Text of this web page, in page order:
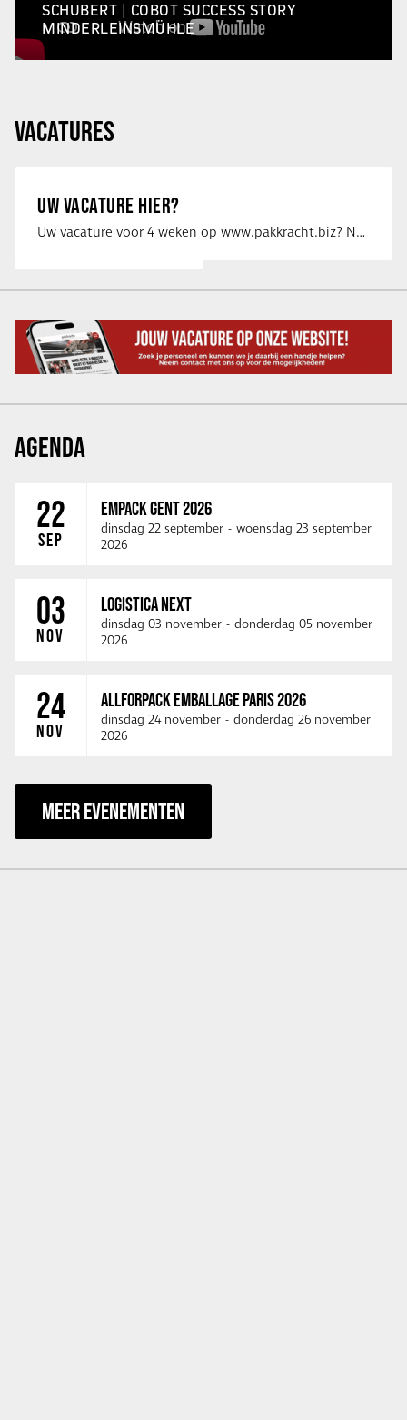
SCHUBERT | COBOT SUCCESS STORY
MINDERLEINSMÜHLE
VACATURES
UW VACATURE HIER?
Uw vacature voor 4 weken op www.pakkracht.biz? Neem dan contact op met Yannick van …
AGENDA
22
SEP
EMPACK GENT 2026
dinsdag 22 september - woensdag 23 september
2026
03
NOV
LOGISTICA NEXT
dinsdag 03 november - donderdag 05 november
2026
24
NOV
ALLFORPACK EMBALLAGE PARIS 2026
dinsdag 24 november - donderdag 26 november
2026
MEER EVENEMENTEN